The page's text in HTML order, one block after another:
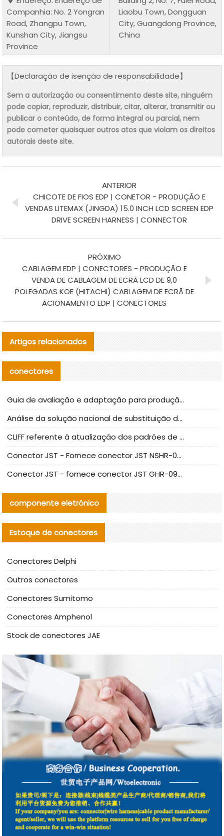
Companhia: No. 2 Yongran
Road, Zhangpu Town,
Kunshan City, Jiangsu
Province
Liaobu Town, Dongguan
City, Guangdong Province,
China
【Declaração de isenção de responsabilidade】
Sem a autorização ou consentimento deste site, ninguém
pode copiar, reproduzir, distribuir, citar, alterar, transmitir ou
publicar o conteúdo, de forma integral ou parcial, nem
pode cometer quaisquer outros atos que violam os direitos
autorais deste site.
ANTERIOR
CHICOTE DE FIOS EDP | CONETOR - PRODUÇÃO E
VENDAS LITEMAX (JINGDA) 15.0 INCH LCD SCREEN EDP
DRIVE SCREEN HARNESS | CONNECTOR
PRÓXIMO
CABLAGEM EDP | CONECTORES - PRODUÇÃO E
VENDA DE CABLAGEM DE ECRÃ LCD DE 9,0
POLEGADAS KOE (HITACHI) CABLAGEM DE ECRÃ DE
ACIONAMENTO EDP | CONECTORES
Artigos relacionados
conectores
Guia de avaliação e adaptação para produção em massa de componentes de cabos nacionais CNC Tech
Análise da solução nacional de substituição da linha de alta frequência I-PEX
CLIFF referente à atualização dos padrões de teste de conectores nacionais
Conector JST - Fornece conector JST NSHR-02V-S original | substituto
Conector JST - fornece conector JST GHR-09V-S autêntico | substituto
componente eletrónico
Estoque de conectores
Conectores Delphi
Outros conectores
Conectores Sumitomo
Conectores Amphenol
Stock de conectores JAE